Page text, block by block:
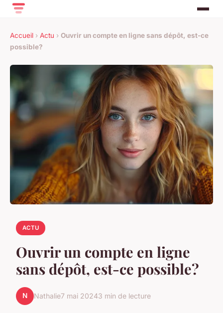
Accueil › Actu › Ouvrir un compte en ligne sans dépôt, est-ce
possible?
ACTU
Ouvrir un compte en ligne
sans dépôt, est-ce possible?
N Nathalie7 mai 20243 min de lecture